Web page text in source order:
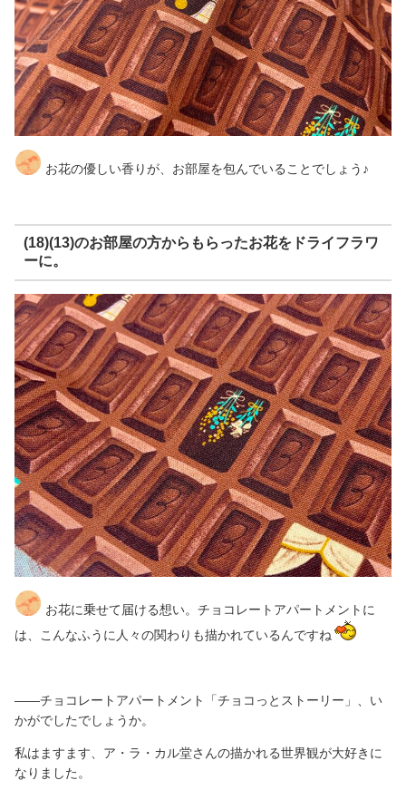
お花の優しい香りが、お部屋を包んでいることでしょう♪
(18)(13)のお部屋の方からもらったお花をドライフラワ
ーに。
お花に乗せて届ける想い。チョコレートアパートメントに
は、こんなふうに人々の関わりも描かれているんですね
――チョコレートアパートメント「チョコっとストーリー」、い
かがでしたでしょうか。
私はますます、ア・ラ・カル堂さんの描かれる世界観が大好きに
なりました。